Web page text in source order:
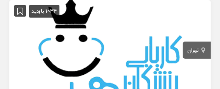
1034 بازدید
تهران